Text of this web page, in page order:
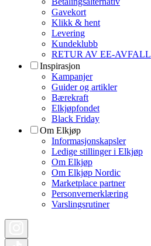
Gavekort
Klikk & hent
Levering
Kundeklubb
RETUR AV EE-AVFALL
Inspirasjon
Kampanjer
Guider og artikler
Bærekraft
Elkjøpfondet
Black Friday
Om Elkjøp
Informasjonskapsler
Ledige stillinger i Elkjøp
Om Elkjøp
Om Elkjøp Nordic
Marketplace partner
Personvernerklæring
Varslingsrutiner